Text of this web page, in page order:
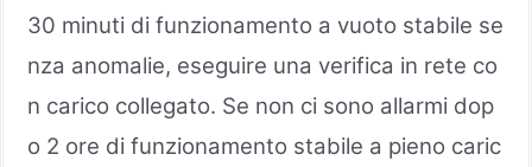
30 minuti di funzionamento a vuoto stabile se
nza anomalie, eseguire una verifica in rete co
n carico collegato. Se non ci sono allarmi dop
o 2 ore di funzionamento stabile a pieno caric